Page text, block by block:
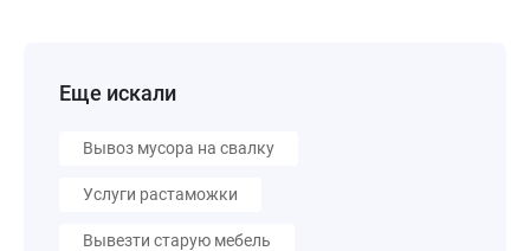
Еще искали
Вывоз мусора на свалку
Услуги растаможки
Вывезти старую мебель